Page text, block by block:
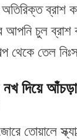
ব্রাশ
আপনি চুল ব্রাশ
থেকে তেল
নখ দিয়ে
তোয়ালে